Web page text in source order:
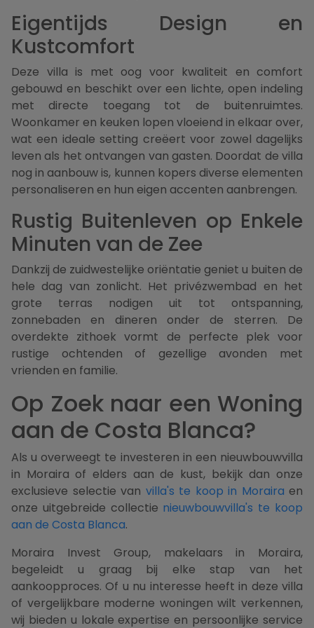
Eigentijds Design en
Kustcomfort
Deze villa is met oog voor kwaliteit en comfort
gebouwd en beschikt over een lichte, open indeling
met directe toegang tot de buitenruimtes.
Woonkamer en keuken lopen vloeiend in elkaar over,
wat een ideale setting creëert voor zowel dagelijks
leven als het ontvangen van gasten. Doordat de villa
nog in aanbouw is, kunnen kopers diverse elementen
personaliseren en hun eigen accenten aanbrengen.
Rustig Buitenleven op Enkele
Minuten van de Zee
Dankzij de zuidwestelijke oriëntatie geniet u buiten de
hele dag van zonlicht. Het privézwembad en het
grote terras nodigen uit tot ontspanning,
zonnebaden en dineren onder de sterren. De
overdekte zithoek vormt de perfecte plek voor
rustige ochtenden of gezellige avonden met
vrienden en familie.
Op Zoek naar een Woning
aan de Costa Blanca?
Als u overweegt te investeren in een nieuwbouwvilla
in Moraira of elders aan de kust, bekijk dan onze
exclusieve selectie van villa's te koop in Moraira en
onze uitgebreide collectie nieuwbouwvilla's te koop
aan de Costa Blanca.
Moraira Invest Group, makelaars in Moraira,
begeleidt u graag bij elke stap van het
aankoopproces. Of u nu interesse heeft in deze villa
of vergelijkbare moderne woningen wilt verkennen,
wij bieden u lokale expertise en persoonlijke service